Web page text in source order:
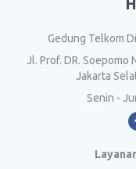
Gedung Telkom
Jl. Prof. DR. Soepomo
Jakarta
Senin -